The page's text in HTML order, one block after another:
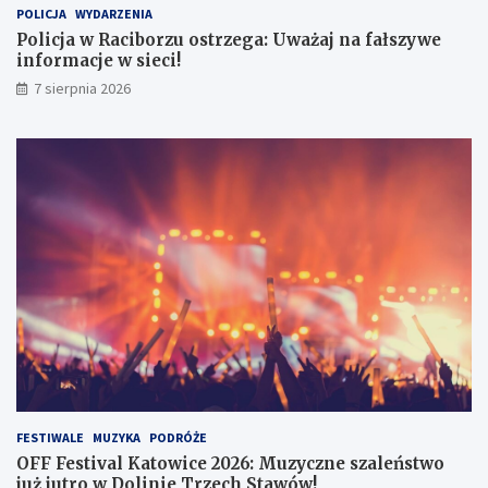
z
e
g
a
:
w
f
a
ł
s
z
y
w
e
i
n
2
6
:
M
u
y
a
l
e
ń
s
w
o
j
u
POLICJA WYDARZENIA
Policja w Raciborzu ostrzega: Uważaj na fałszywe
informacje w sieci!
7 sierpnia 2026
FESTIWALE MUZYKA PODRÓŻE
OFF Festival Katowice 2026: Muzyczne szaleństwo